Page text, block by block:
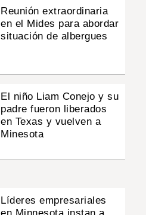
Reunión extraordinaria
en el Mides para abordar
situación de albergues
El niño Liam Conejo y su
padre fueron liberados
en Texas y vuelven a
Minesota
Líderes empresariales